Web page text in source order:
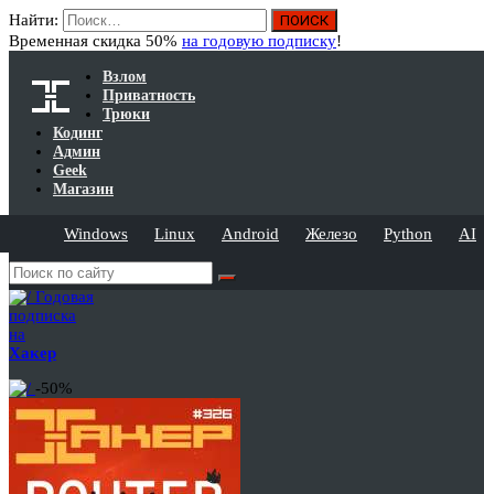
Найти:
Временная скидка 50% на годовую подписку!
Взлом
Приватность
Трюки
Кодинг
Админ
Geek
Магазин
Windows Linux Android Железо Python AI
Годовая
подписка
на
Хакер
-50%